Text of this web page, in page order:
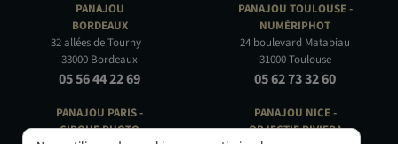
PANAJOU
BORDEAUX
32 allées de Tourny
33000 Bordeaux
05 56 44 22 69
PANAJOU PARIS -
CIRQUE PHOTO
PANAJOU TOULOUSE -
NUMÉRIPHOT
24 boulevard Matabiau
31000 Toulouse
05 62 73 32 60
PANAJOU NICE -
OBJECTIF RIVIERA